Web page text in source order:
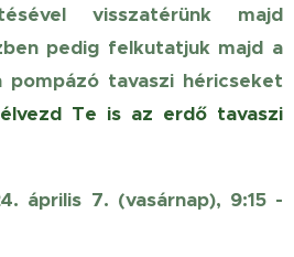
visszatérünk majd
pedig felkutatjuk majd a
pompázó tavaszi héricseket
élvezd Te is az erdő tavaszi
április 7. (vasárnap), 9:15 -